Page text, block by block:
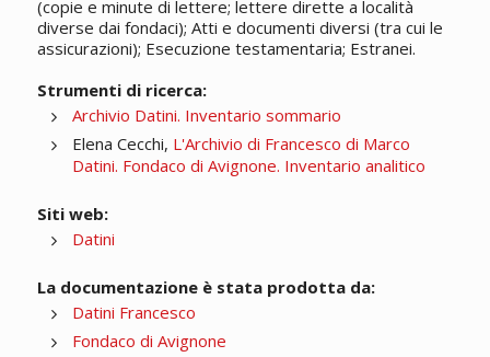
(copie e minute di lettere; lettere dirette a località
diverse dai fondaci); Atti e documenti diversi (tra cui le
assicurazioni); Esecuzione testamentaria; Estranei.
Strumenti di ricerca:
Archivio Datini. Inventario sommario
Elena Cecchi, L'Archivio di Francesco di Marco
Datini. Fondaco di Avignone. Inventario analitico
Siti web:
Datini
La documentazione è stata prodotta da:
Datini Francesco
Fondaco di Avignone